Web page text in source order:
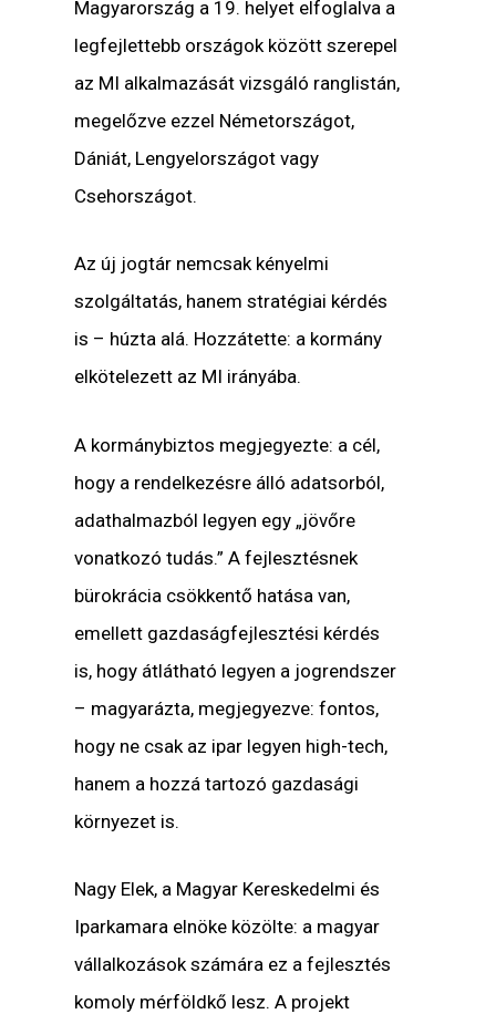
Magyarország a 19. helyet elfoglalva a
legfejlettebb országok között szerepel
az MI alkalmazását vizsgáló ranglistán,
megelőzve ezzel Németországot,
Dániát, Lengyelországot vagy
Csehországot.
Az új jogtár nemcsak kényelmi
szolgáltatás, hanem stratégiai kérdés
is – húzta alá. Hozzátette: a kormány
elkötelezett az MI irányába.
A kormánybiztos megjegyezte: a cél,
hogy a rendelkezésre álló adatsorból,
adathalmazból legyen egy „jövőre
vonatkozó tudás.” A fejlesztésnek
bürokrácia csökkentő hatása van,
emellett gazdaságfejlesztési kérdés
is, hogy átlátható legyen a jogrendszer
– magyarázta, megjegyezve: fontos,
hogy ne csak az ipar legyen high-tech,
hanem a hozzá tartozó gazdasági
környezet is.
Nagy Elek, a Magyar Kereskedelmi és
Iparkamara elnöke közölte: a magyar
vállalkozások számára ez a fejlesztés
komoly mérföldkő lesz. A projekt